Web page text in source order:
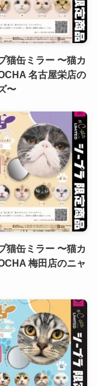
猫缶ミラー 〜猫カ
名古屋栄店の
〜
猫缶ミラー 〜猫カ
梅田店のニャ